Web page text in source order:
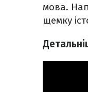
мова.
щемку